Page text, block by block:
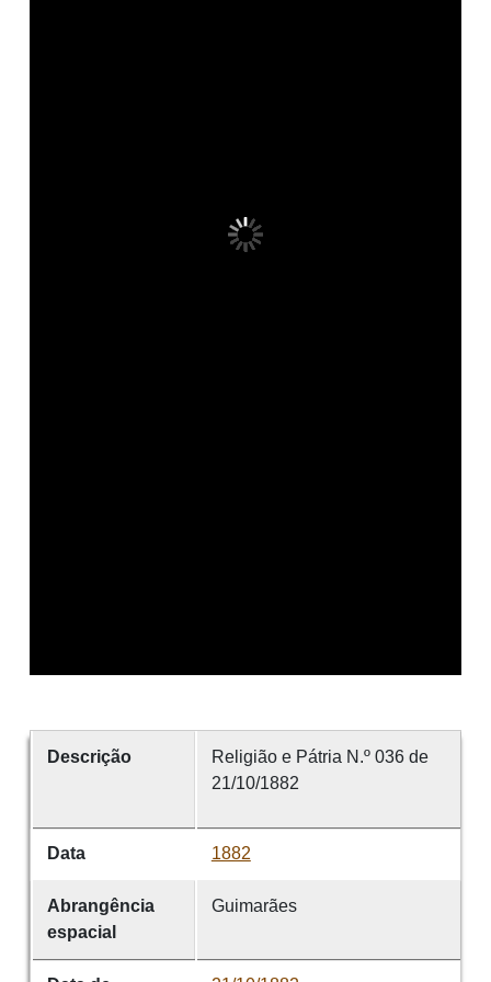
Descrição
Religião e Pátria N.º 036 de
21/10/1882
Data 1882
Abrangência
espacial
Guimarães